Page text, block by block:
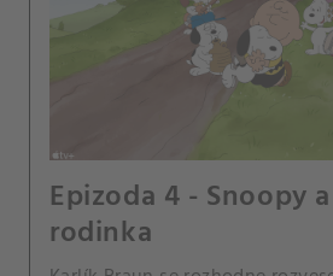
Epizoda 4 - Snoopy
rodinka